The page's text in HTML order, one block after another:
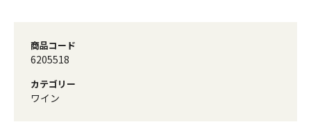
商品コード
6205518
カテゴリー
ワイン